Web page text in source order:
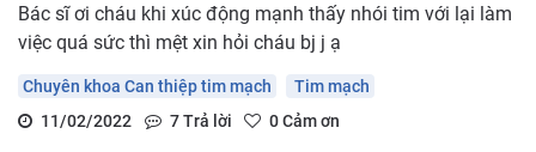
Bác sĩ ơi cháu khi xúc động mạnh thấy nhói tim với lại làm
việc quá sức thì mệt xin hỏi cháu bj j ạ
Chuyên khoa Can thiệp tim mạch
Tim mạch
11/02/2022
7Trả lời 0Cảm ơn